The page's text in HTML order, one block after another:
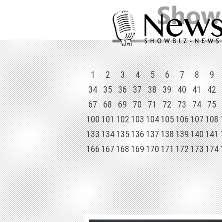
1 2 3 4 5 6 7 8 9
34 35 36 37 38 39 40 41 42
67 68 69 70 71 72 73 74 75
100101102103104105106107108
133134135136137138139140141
166167168169170171172173174